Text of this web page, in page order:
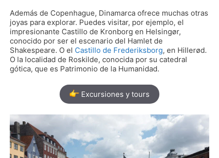
Además de Copenhague, Dinamarca ofrece muchas otras
joyas para explorar. Puedes visitar, por ejemplo, el
impresionante Castillo de Kronborg en Helsingør,
conocido por ser el escenario del Hamlet de
Shakespeare. O el Castillo de Frederiksborg, en Hillerød.
O la localidad de Roskilde, conocida por su catedral
gótica, que es Patrimonio de la Humanidad.
Excursiones y tours